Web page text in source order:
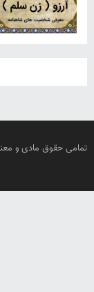
تمامی حقوق مادی و